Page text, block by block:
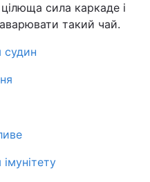
Наука
Інциденти
Погода
Регіони
сила каркаде і
такий чай.
судин